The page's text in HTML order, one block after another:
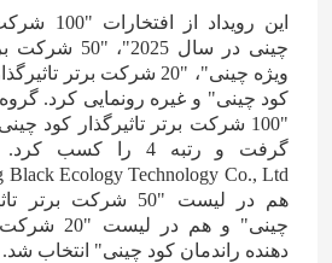
این
چینی در سال
ویژه چینی"، "20 شرکت برتر
گرفت و رتبه 4 را
هم در لیست "50 شرکت
چینی" و هم
دهنده راندمان کود چینی" انتخاب شد.